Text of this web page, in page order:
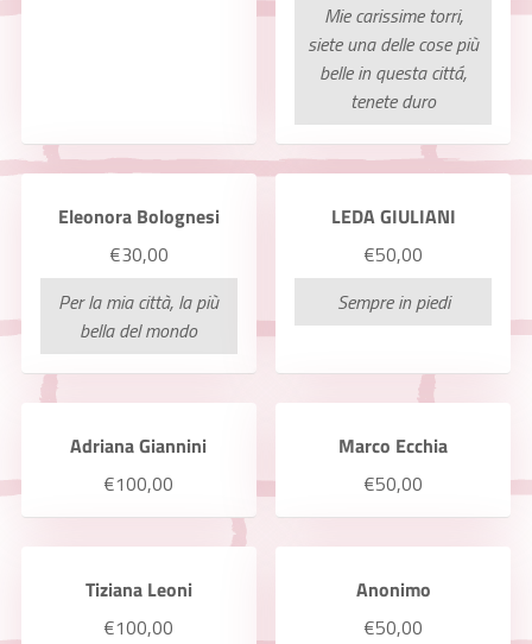
Mie carissime torri,
siete una delle cose più
belle in questa cittá,
tenete duro
Eleonora Bolognesi
€30,00
Per la mia città, la più
bella del mondo
LEDA GIULIANI
€50,00
Sempre in piedi
Adriana Giannini
€100,00
Marco Ecchia
€50,00
Tiziana Leoni
€100,00
Anonimo
€50,00